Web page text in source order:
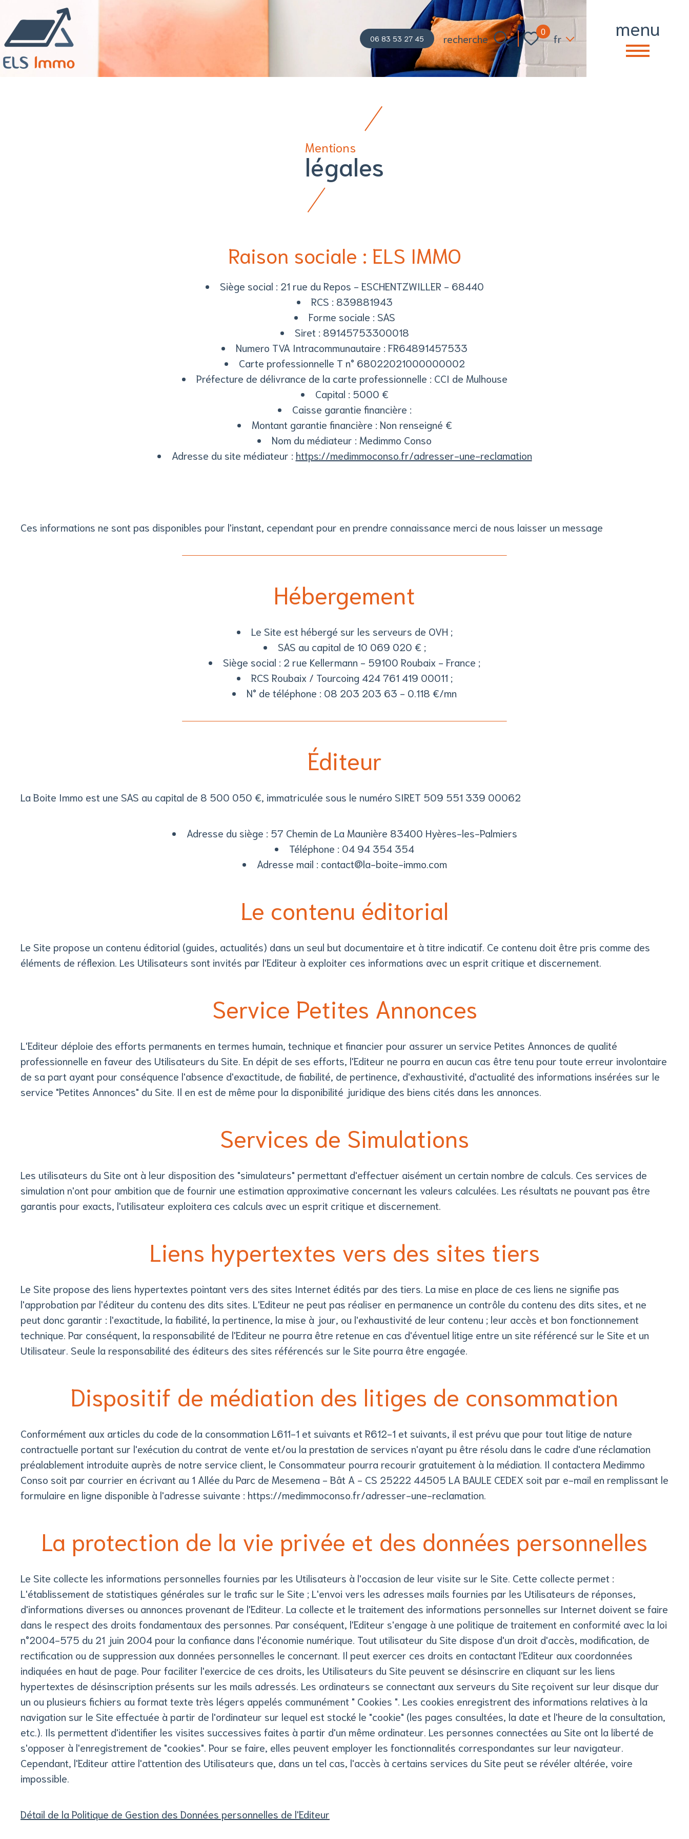
menu
06 83 53 27 45
0 Langue
fr
Mentions
légales
Raison sociale : ELS IMMO
Siège social : 21 rue du Repos - ESCHENTZWILLER - 68440
RCS : 839881943
Forme sociale : SAS
Siret : 89145753300018
Numero TVA Intracommunautaire : FR64891457533
Carte professionnelle T n° 68022021000000002
Préfecture de délivrance de la carte professionnelle : CCI de Mulhouse
Capital : 5000 €
Caisse garantie financière :
Montant garantie financière : Non renseigné €
Nom du médiateur : Medimmo Conso
Adresse du site médiateur : https://medimmoconso.fr/adresser-une-reclamation
Ces informations ne sont pas disponibles pour l'instant, cependant pour en prendre connaissance merci de nous laisser un message
Hébergement
Le Site est hébergé sur les serveurs de OVH ;
SAS au capital de 10 069 020 € ;
Siège social : 2 rue Kellermann - 59100 Roubaix - France ;
RCS Roubaix / Tourcoing 424 761 419 00011 ;
N° de téléphone : 08 203 203 63 - 0.118 €/mn
Éditeur
La Boite Immo est une SAS au capital de 8 500 050 €, immatriculée sous le numéro SIRET 509 551 339 00062
Adresse du siège : 57 Chemin de La Maunière 83400 Hyères-les-Palmiers
Téléphone : 04 94 354 354
Adresse mail : contact@la-boite-immo.com
Le contenu éditorial
Le Site propose un contenu éditorial (guides, actualités) dans un seul but documentaire et à titre indicatif. Ce contenu doit être pris comme des
éléments de réflexion. Les Utilisateurs sont invités par l'Editeur à exploiter ces informations avec un esprit critique et discernement.
Service Petites Annonces
L'Editeur déploie des efforts permanents en termes humain, technique et financier pour assurer un service Petites Annonces de qualité
professionnelle en faveur des Utilisateurs du Site. En dépit de ses efforts, l'Editeur ne pourra en aucun cas être tenu pour toute erreur involontaire
de sa part ayant pour conséquence l'absence d'exactitude, de fiabilité, de pertinence, d'exhaustivité, d'actualité des informations insérées sur le
service "Petites Annonces" du Site. Il en est de même pour la disponibilité juridique des biens cités dans les annonces.
Services de Simulations
Les utilisateurs du Site ont à leur disposition des "simulateurs" permettant d'effectuer aisément un certain nombre de calculs. Ces services de
simulation n'ont pour ambition que de fournir une estimation approximative concernant les valeurs calculées. Les résultats ne pouvant pas être
garantis pour exacts, l'utilisateur exploitera ces calculs avec un esprit critique et discernement.
Liens hypertextes vers des sites tiers
Le Site propose des liens hypertextes pointant vers des sites Internet édités par des tiers. La mise en place de ces liens ne signifie pas
l'approbation par l'éditeur du contenu des dits sites. L'Editeur ne peut pas réaliser en permanence un contrôle du contenu des dits sites, et ne
peut donc garantir : l'exactitude, la fiabilité, la pertinence, la mise à jour, ou l'exhaustivité de leur contenu ; leur accès et bon fonctionnement
technique. Par conséquent, la responsabilité de l'Editeur ne pourra être retenue en cas d'éventuel litige entre un site référencé sur le Site et un
Utilisateur. Seule la responsabilité des éditeurs des sites référencés sur le Site pourra être engagée.
Dispositif de médiation des litiges de consommation
Conformément aux articles du code de la consommation L611-1 et suivants et R612-1 et suivants, il est prévu que pour tout litige de nature
contractuelle portant sur l'exécution du contrat de vente et/ou la prestation de services n'ayant pu être résolu dans le cadre d'une réclamation
préalablement introduite auprès de notre service client, le Consommateur pourra recourir gratuitement à la médiation. Il contactera Medimmo
Conso soit par courrier en écrivant au 1 Allée du Parc de Mesemena - Bât A - CS 25222 44505 LA BAULE CEDEX soit par e-mail en remplissant le
formulaire en ligne disponible à l'adresse suivante : https://medimmoconso.fr/adresser-une-reclamation.
La protection de la vie privée et des données personnelles
Le Site collecte les informations personnelles fournies par les Utilisateurs à l'occasion de leur visite sur le Site. Cette collecte permet :
L'établissement de statistiques générales sur le trafic sur le Site ; L'envoi vers les adresses mails fournies par les Utilisateurs de réponses,
d'informations diverses ou annonces provenant de l'Editeur. La collecte et le traitement des informations personnelles sur Internet doivent se faire
dans le respect des droits fondamentaux des personnes. Par conséquent, l'Editeur s'engage à une politique de traitement en conformité avec la loi
n°2004-575 du 21 juin 2004 pour la confiance dans l'économie numérique. Tout utilisateur du Site dispose d'un droit d'accès, modification, de
rectification ou de suppression aux données personnelles le concernant. Il peut exercer ces droits en contactant l'Editeur aux coordonnées
indiquées en haut de page. Pour faciliter l'exercice de ces droits, les Utilisateurs du Site peuvent se désinscrire en cliquant sur les liens
hypertextes de désinscription présents sur les mails adressés. Les ordinateurs se connectant aux serveurs du Site reçoivent sur leur disque dur
un ou plusieurs fichiers au format texte très légers appelés communément " Cookies ". Les cookies enregistrent des informations relatives à la
navigation sur le Site effectuée à partir de l'ordinateur sur lequel est stocké le "cookie" (les pages consultées, la date et l'heure de la consultation,
etc.). Ils permettent d'identifier les visites successives faites à partir d'un même ordinateur. Les personnes connectées au Site ont la liberté de
s'opposer à l'enregistrement de "cookies". Pour se faire, elles peuvent employer les fonctionnalités correspondantes sur leur navigateur.
Cependant, l'Editeur attire l'attention des Utilisateurs que, dans un tel cas, l'accès à certains services du Site peut se révéler altérée, voire
impossible.
Détail de la Politique de Gestion des Données personnelles de l'Editeur